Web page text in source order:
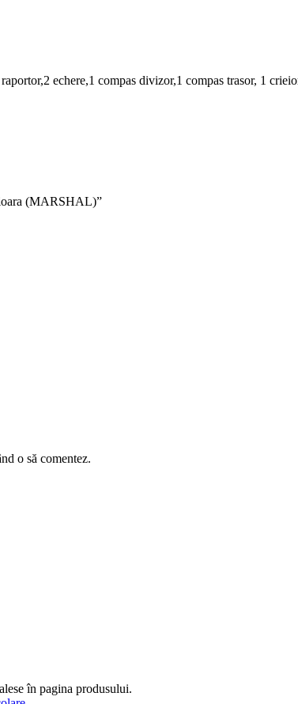
echere,1 compas divizor,1 compas trasor, 1
(MARSHAL)”
o să comentez.
în pagina produsului.